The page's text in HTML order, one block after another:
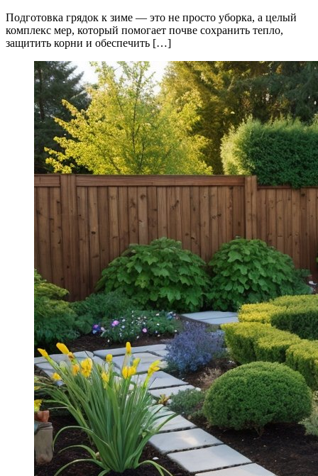
Подготовка грядок к зиме — это не просто уборка, а целый
комплекс мер, который помогает почве сохранить тепло,
защитить корни и обеспечить […]